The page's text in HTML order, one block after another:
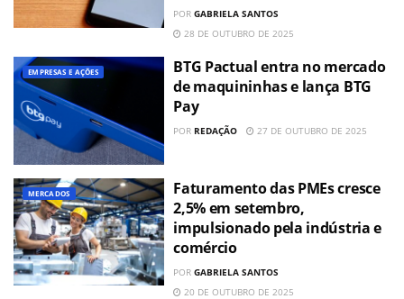
POR GABRIELA SANTOS
28 DE OUTUBRO DE 2025
EMPRESAS E AÇÕES
BTG Pactual entra no mercado
de maquininhas e lança BTG
Pay
POR REDAÇÃO 27 DE OUTUBRO DE 2025
MERCADOS
Faturamento das PMEs cresce
2,5% em setembro,
impulsionado pela indústria e
comércio
POR GABRIELA SANTOS
20 DE OUTUBRO DE 2025